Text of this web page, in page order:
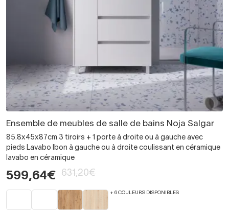
Ensemble de meubles de salle de bains Noja Salgar
85.8x45x87cm 3 tiroirs + 1 porte à droite ou à gauche avec
pieds Lavabo Ibon à gauche ou à droite coulissant en céramique
lavabo en céramique
599,64€ 631,20€
+ 6 COULEURS DISPONIBLES